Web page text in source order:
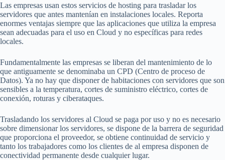
Las empresas usan estos servicios de hosting para trasladar los
servidores que antes mantenían en instalaciones locales. Reporta
enormes ventajas siempre que las aplicaciones que utiliza la empresa
sean adecuadas para el uso en Cloud y no específicas para redes
locales.
Fundamentalmente las empresas se liberan del mantenimiento de lo
que antiguamente se denominaba un CPD (Centro de proceso de
Datos). Ya no hay que disponer de habitaciones con servidores que son
sensibles a la temperatura, cortes de suministro eléctrico, cortes de
conexión, roturas y ciberataques.
Trasladando los servidores al Cloud se paga por uso y no es necesario
sobre dimensionar los servidores, se dispone de la barrera de seguridad
que proporciona el proveedor, se obtiene continuidad de servicio y
tanto los trabajadores como los clientes de al empresa disponen de
conectividad permanente desde cualquier lugar.